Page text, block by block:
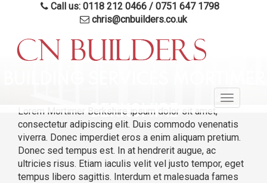
Call us: 0118 212 0466 / 0751 647 1798
chris@cnbuilders.co.uk
Toggle
BERKSHIRE
Lorem Mortimer Berkshire ipsum dolor sit amet,
consectetur adipiscing elit. Duis commodo venenatis
viverra. Donec imperdiet eros a enim aliquam pretium.
Donec sed tempus est. In at hendrerit augue, ac
ultricies risus. Etiam iaculis velit vel justo tempor, eget
tempus libero sagittis. Interdum et malesuada fames